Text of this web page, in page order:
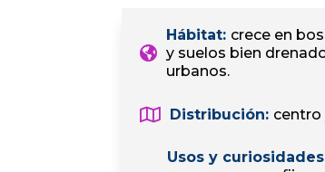
Hábitat: crece en
y suelos bien
urbanos.
Distribución: centro
Usos y curiosidades